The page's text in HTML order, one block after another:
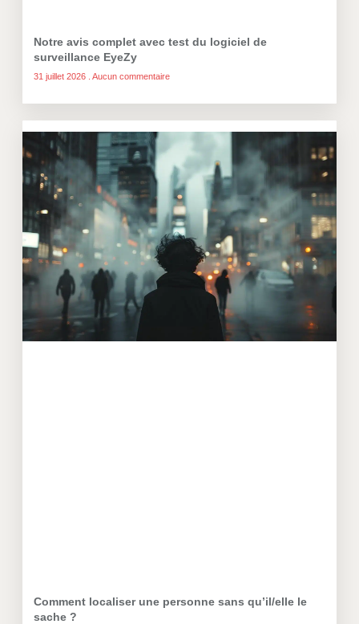
Notre avis complet avec test du logiciel de
surveillance EyeZy
31 juillet 2026 Aucun commentaire
Comment localiser une personne sans qu’il/elle le
sache ?